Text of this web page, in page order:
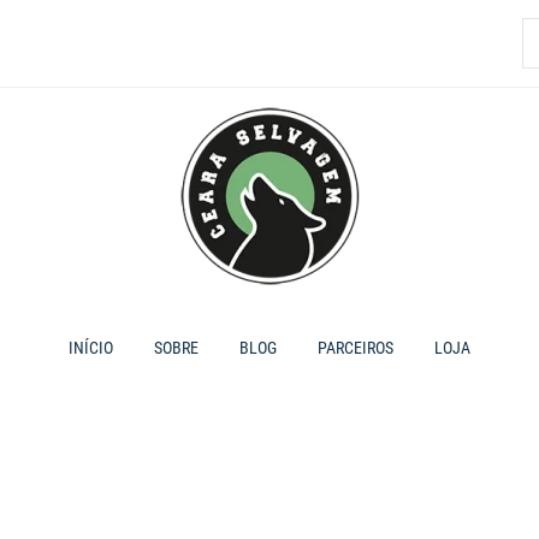
INÍCIO SOBRE BLOG PARCEIROS LOJA